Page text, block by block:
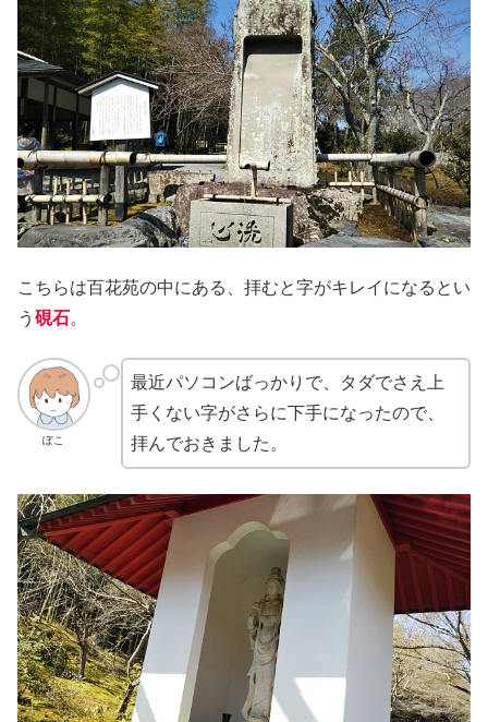
こちらは百花苑の中にある、拝むと字がキレイになるとい
う 硯石。
ぽこ
最近パソコンばっかりで、タダでさえ上
手くない字がさらに下手になったので、
拝んでおきました。